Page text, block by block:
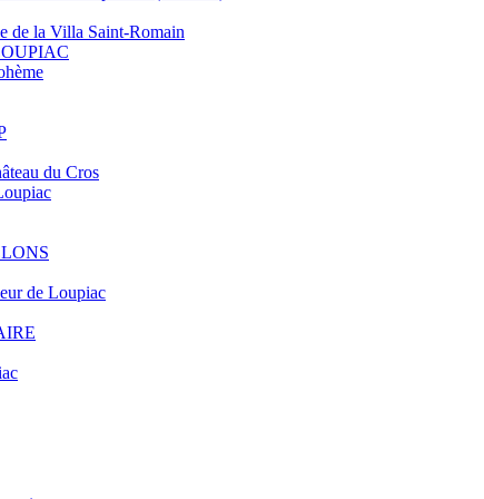
de la Villa Saint-Romain
du Cros
de Loupiac